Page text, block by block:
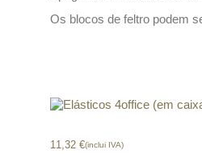
Os blocos de feltro podem
11,32 €(inclui IVA)